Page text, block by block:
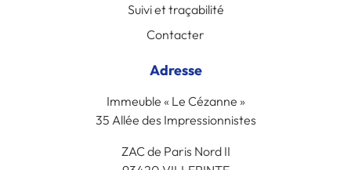
Suivi et traçabilité
Contacter
Adresse
Immeuble « Le Cézanne »
35 Allée des Impressionnistes
ZAC de Paris Nord II